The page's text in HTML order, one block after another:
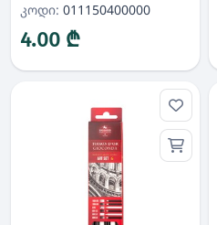
კოდი: 011150400000
4.00 ₾